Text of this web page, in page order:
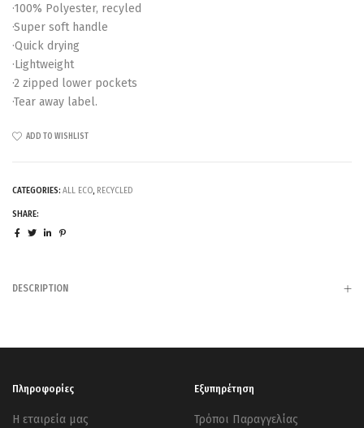
·100% Polyester, recyled
·Super soft handle
·Quick drying
·Lightweight
·2 zipped lower pockets
·Tear away label.
ADD TO WISHLIST
CATEGORIES: ALL ECO, RECYCLED
SHARE:
DESCRIPTION
Πληροφορίες
Η εταιρεία μας
Εξυπηρέτηση
Τρόποι Παραγγελίας